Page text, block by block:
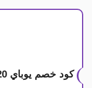
كود خصم يوباي 20 ريال على جميع المنتجات في المتجر